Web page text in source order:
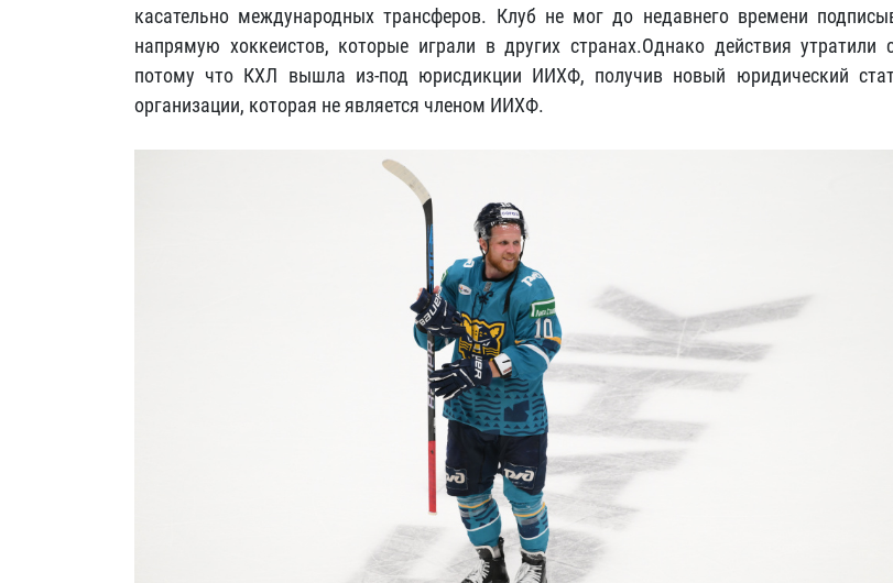
касательно международных трансферов. Клуб не мог до недавнего времени
напрямую хоккеистов, которые играли в других странах.Однако действия утратили
потому что КХЛ вышла из-под юрисдикции ИИХФ, получив новый юридический
организации, которая не является членом ИИХФ.